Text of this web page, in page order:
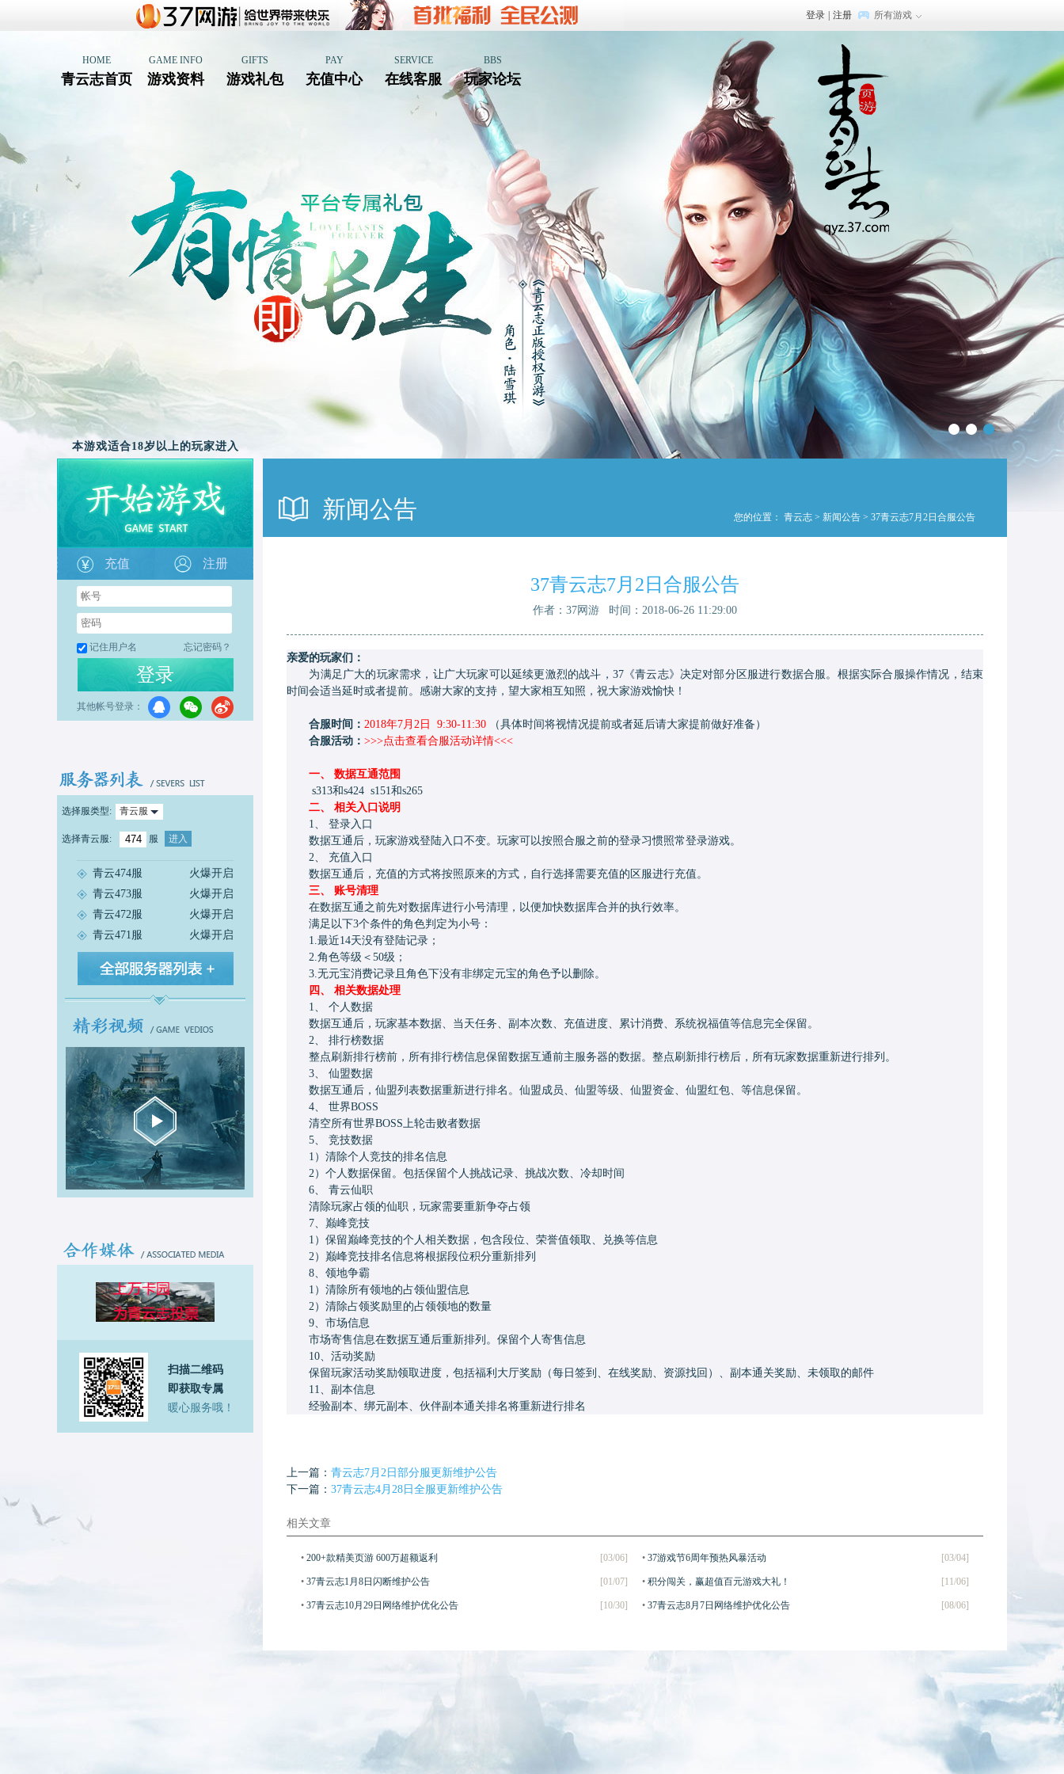
登录 注册 所有游戏
HOME
青云志首页
GAME INFO
游戏资料
GIFTS
游戏礼包
PAY
充值中心
SERVICE
在线客服
BBS
玩家论坛
本游戏适合18岁以上的玩家进入
充值 注册
记住用户名 忘记密码？
登录
其他帐号登录：
选择服类型: 青云服
选择青云服: 服 进入
火爆开启
青云474服
火爆开启
青云473服
火爆开启
青云472服
火爆开启
青云471服
扫描二维码
即获取专属
暖心服务哦！
新闻公告 您的位置： 青云志 > 新闻公告 > 37青云志7月2日合服公告
37青云志7月2日合服公告
作者：37网游 时间：2018-06-26 11:29:00
亲爱的玩家们：
为满足广大的玩家需求，让广大玩家可以延续更激烈的战斗， 37《青云志》决定对部分区服进行数据合服。根据实际合服操作情况，结束
时间会适当延时或者提前。感谢大家的支持，望大家相互知照，祝大家游戏愉快！
合服时间： 2018年7月2日 9:30-11:30
（具体时间将视情况提前或者延后请大家提前做好准备）
合服活动： >>>点击查看合服活动详情<<<
一、
数据互通范围
s313和s424 s151和s265
二、
相关入口说明
1、 登录入口
数据互通后，玩家游戏登陆入口不变。玩家可以按照合服之前的登录习惯照常登录游戏。
2、 充值入口
数据互通后，充值的方式将按照原来的方式，自行选择需要充值的区服进行充值。
三、
账号清理
在数据互通之前先对数据库进行小号清理，以便加快数据库合并的执行效率。
满足以下3个条件的角色判定为小号：
1.最近14天没有登陆记录；
2.角色等级＜50级；
3.无元宝消费记录且角色下没有非绑定元宝的角色予以删除。
四、
相关数据处理
1、 个人数据
数据互通后，玩家基本数据、当天任务、副本次数、充值进度、累计消费、系统祝福值等信息完全保留。
2、 排行榜数据
整点刷新排行榜前，所有排行榜信息保留数据互通前主服务器的数据。整点刷新排行榜后，所有玩家数据重新进行排列。
3、 仙盟数据
数据互通后，仙盟列表数据重新进行排名。仙盟成员、仙盟等级、仙盟资金、仙盟红包、等信息保留。
4、 世界BOSS
清空所有世界BOSS上轮击败者数据
5、 竞技数据
1）清除个人竞技的排名信息
2）个人数据保留。包括保留个人挑战记录、挑战次数、冷却时间
6、 青云仙职
清除玩家占领的仙职，玩家需要重新争夺占领
7、巅峰竞技
1）保留巅峰竞技的个人相关数据，包含段位、荣誉值领取、兑换等信息
2）巅峰竞技排名信息将根据段位积分重新排列
8、领地争霸
1）清除所有领地的占领仙盟信息
2）清除占领奖励里的占领领地的数量
9、市场信息
市场寄售信息在数据互通后重新排列。保留个人寄售信息
10、活动奖励
保留玩家活动奖励领取进度，包括福利大厅奖励（每日签到、在线奖励、资源找回）、副本通关奖励、未领取的邮件
11、副本信息
经验副本、绑元副本、伙伴副本通关排名将重新进行排名
上一篇： 青云志7月2日部分服更新维护公告
下一篇： 37青云志4月28日全服更新维护公告
相关文章
[03/06]
• 200+款精美页游 600万超额返利 [03/04]
• 37游戏节6周年预热风暴活动
[01/07]
• 37青云志1月8日闪断维护公告 [11/06]
• 积分闯关，赢超值百元游戏大礼！
[10/30]
• 37青云志10月29日网络维护优化公告 [08/06]
• 37青云志8月7日网络维护优化公告